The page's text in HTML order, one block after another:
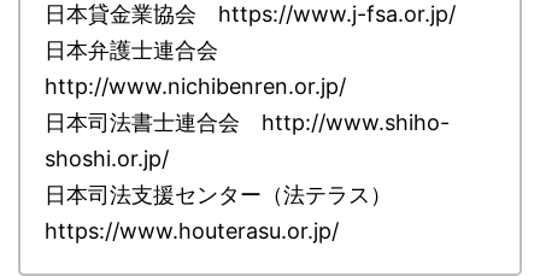
日本貸金業協会 https://www.j-fsa.or.jp/
日本弁護士連合会
http://www.nichibenren.or.jp/
日本司法書士連合会 http://www.shiho-
shoshi.or.jp/
日本司法支援センター（法テラス）
https://www.houterasu.or.jp/